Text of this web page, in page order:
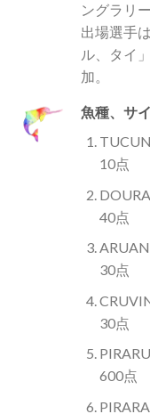
ングラリー
出場選手
ル、タイ
加。
魚種、サ
10点
40点
30点
30点
600点